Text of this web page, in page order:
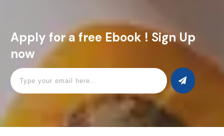
Apply for a free Ebook ! Sign Up
now